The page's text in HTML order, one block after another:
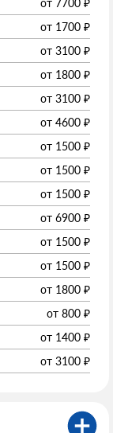
от 7700 ₽
от 1700 ₽
от 3100 ₽
от 1800 ₽
от 3100 ₽
от 4600 ₽
от 1500 ₽
от 1500 ₽
от 1500 ₽
от 6900 ₽
от 1500 ₽
от 1500 ₽
от 1800 ₽
от 800 ₽
от 1400 ₽
от 3100 ₽